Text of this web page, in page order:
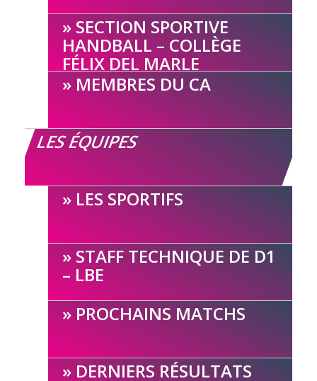
SECTION SPORTIVE
HANDBALL – COLLÈGE
FÉLIX DEL MARLE
MEMBRES DU CA
LES ÉQUIPES
LES SPORTIFS
STAFF TECHNIQUE DE D1
– LBE
PROCHAINS MATCHS
DERNIERS RÉSULTATS